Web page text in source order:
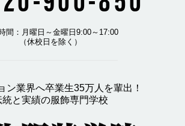
間：月曜日～金曜日9:00～17:00
（休校日を除く）
ン業界へ卒業生35万人を輩出！
統と実績の服飾専門学校